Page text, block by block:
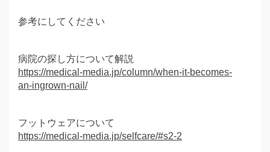
参考にしてください
病院の探し方について解説
https://medical-media.jp/column/when-it-becomes-
an-ingrown-nail/
フットウェアについて
https://medical-media.jp/selfcare/#s2-2